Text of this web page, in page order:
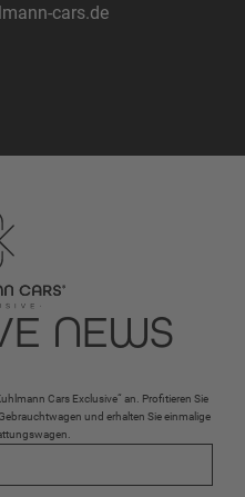
cars.de
NEWS
Cars Exclusive“ an. Profitieren Sie
und erhalten Sie einmalige